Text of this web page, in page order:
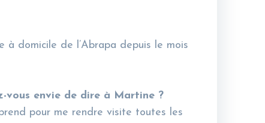
à domicile de l’Abrapa depuis le mois
vous envie de dire à Martine ?
pour me rendre visite toutes les